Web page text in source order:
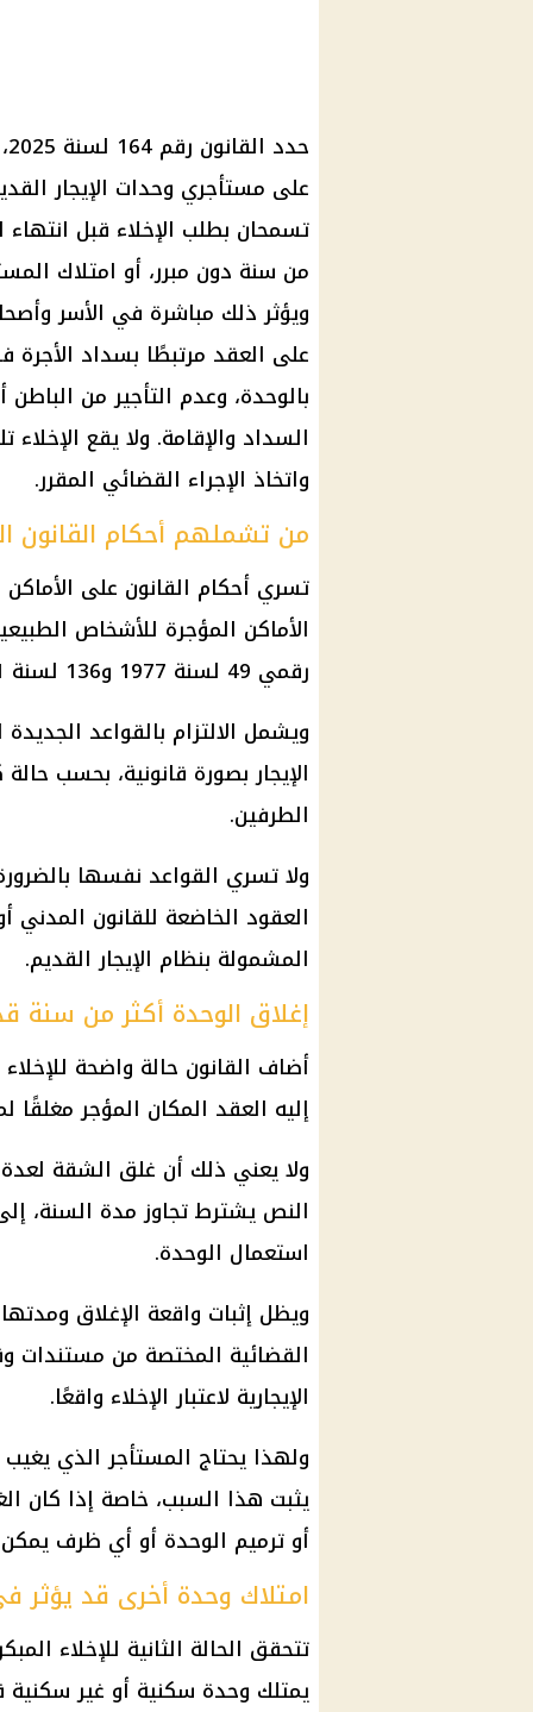
على مستأجري وحدات الإيجار
تسمحان بطلب الإخلاء قبل انتهاء
من سنة دون مبرر، أو امتلاك
ويؤثر ذلك مباشرة في الأسر
على العقد مرتبطًا بسداد الأجرة
بالوحدة، وعدم التأجير من الباطن
السداد والإقامة. ولا يقع الإخلاء
واتخاذ الإجراء القضائي المقرر.
من تشملهم أحكام القانون
تسري أحكام القانون على الأماكن
الأماكن المؤجرة للأشخاص
رقمي 49 لسنة 1977 و136 لسنة 1981.
ويشمل الالتزام بالقواعد
الإيجار بصورة قانونية، بحسب
الطرفين.
ولا تسري القواعد نفسها
العقود الخاضعة للقانون
المشمولة بنظام الإيجار القديم.
إغلاق الوحدة أكثر من سنة
أضاف القانون حالة واضحة
إليه العقد المكان المؤجر
ولا يعني ذلك أن غلق الشقة لعدة
النص يشترط تجاوز مدة السنة،
استعمال الوحدة.
ويظل إثبات واقعة الإغلاق
القضائية المختصة من مستندات
الإيجارية لاعتبار الإخلاء واقعًا.
ولهذا يحتاج المستأجر الذي
يثبت هذا السبب، خاصة إذا كان
أو ترميم الوحدة أو أي ظرف يمكن
امتلاك وحدة أخرى قد يؤثر
تتحقق الحالة الثانية للإخلاء
يمتلك وحدة سكنية أو غير